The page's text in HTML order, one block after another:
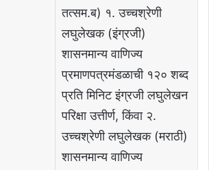
तत्सम.ब) १. उच्चश्रेणी
लघुलेखक (इंग्रजी)
शासनमान्य वाणिज्य
प्रमाणपत्रमंडळाची १२० शब्द
प्रति मिनिट इंग्रजी लघुलेखन
परिक्षा उत्तीर्ण, किंवा २.
उच्चश्रेणी लघुलेखक (मराठी)
शासनमान्य वाणिज्य